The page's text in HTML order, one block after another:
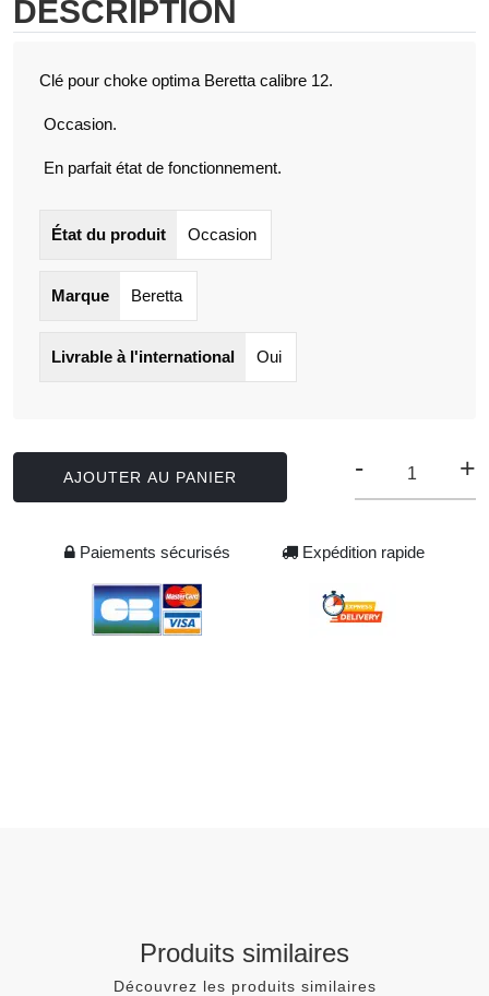
DESCRIPTION
Clé pour choke optima Beretta calibre 12.
Occasion.
En parfait état de fonctionnement.
État du produit Occasion
Marque Beretta
Livrable à l'international Oui
AJOUTER AU PANIER - +
Paiements sécurisés Expédition rapide
Produits similaires
Découvrez les produits similaires